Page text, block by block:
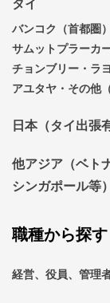
バンコク（首都圏）
サムットプラーカ
チョンブリー・ラ
アユタヤ・その他
日本（タイ出張
他アジア（ベト
シンガポール等
職種から探す
経営、役員、管理